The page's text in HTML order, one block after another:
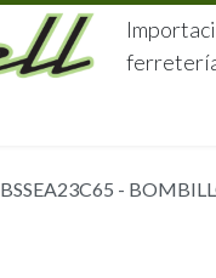
BSSEA23C65 -